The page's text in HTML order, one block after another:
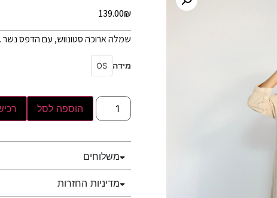
139.00₪
שמלה ארוכה סטונווש, עם הדפס נשר .
מידה OS
הוספה לסל
משלוחים
מדיניות החזרות